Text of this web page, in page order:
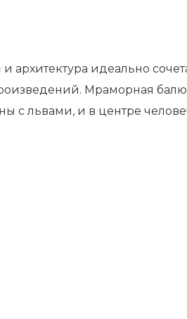
идеально
Мраморная
с львами, и в центре